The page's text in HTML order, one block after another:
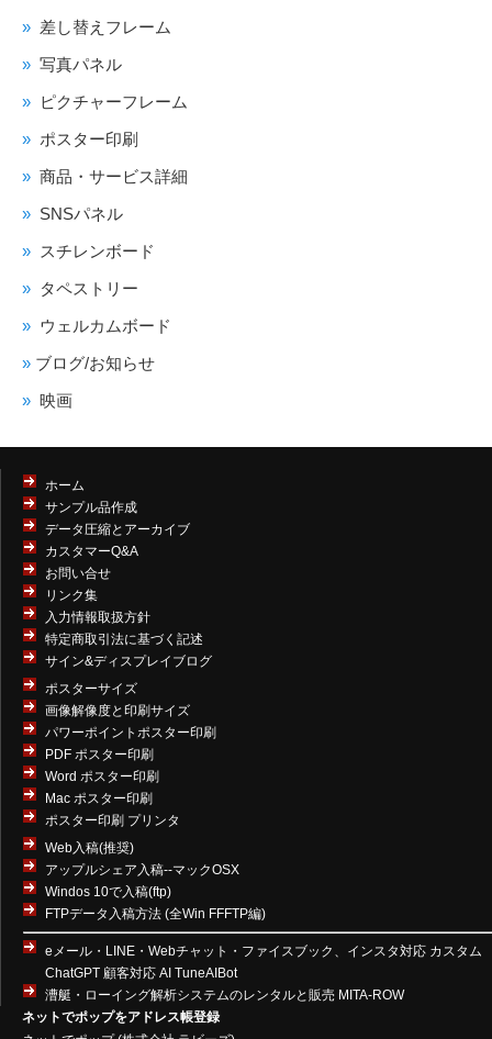
差し替えフレーム
写真パネル
ピクチャーフレーム
ポスター印刷
商品・サービス詳細
SNSパネル
スチレンボード
タペストリー
ウェルカムボード
ブログ/お知らせ
映画
ホーム
サンプル品作成
データ圧縮とアーカイブ
カスタマーQ&A
お問い合せ
リンク集
入力情報取扱方針
特定商取引法に基づく記述
サイン&ディスプレイブログ
ポスターサイズ
画像解像度と印刷サイズ
パワーポイントポスター印刷
PDF ポスター印刷
Word ポスター印刷
Mac ポスター印刷
ポスター印刷 プリンタ
Web入稿(推奨)
アップルシェア入稿--マックOSX
Windos 10で入稿(ftp)
FTPデータ入稿方法 (全Win FFFTP編)
eメール・LINE・Webチャット・ファイスブック、インスタ対応 カスタム
ChatGPT 顧客対応 AI TuneAIBot
漕艇・ローイング解析システムのレンタルと販売 MITA-ROW
ネットでポップをアドレス帳登録